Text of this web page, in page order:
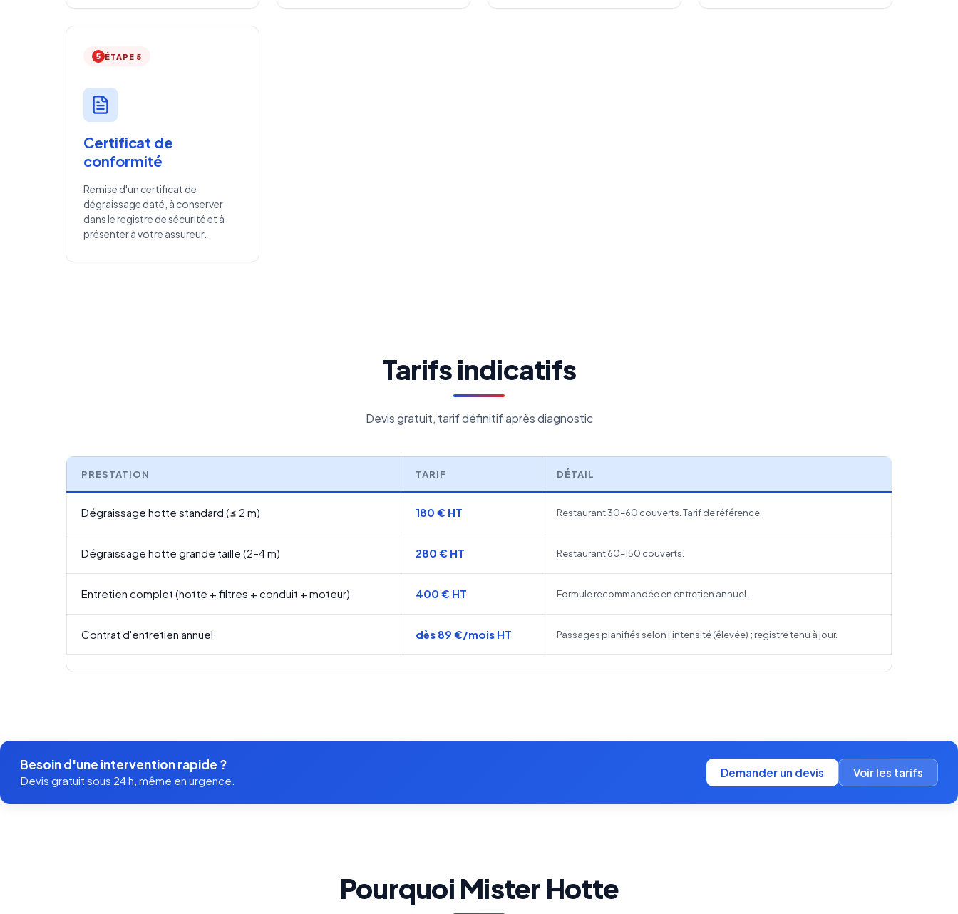
5 ÉTAPE 5
Certificat de
conformité
Remise d'un certificat de
dégraissage daté, à conserver
dans le registre de sécurité et à
présenter à votre assureur.
Tarifs indicatifs
Devis gratuit, tarif définitif après diagnostic
PRESTATION TARIF DÉTAIL
Dégraissage hotte standard (≤ 2 m) 180 € HT Restaurant 30–60 couverts. Tarif de référence.
Dégraissage hotte grande taille (2–4 m) 280 € HT Restaurant 60–150 couverts.
Entretien complet (hotte + filtres + conduit + moteur) 400 € HT Formule recommandée en entretien annuel.
Contrat d'entretien annuel dès 89 €/mois HT Passages planifiés selon l'intensité (élevée) ; registre tenu à jour.
Besoin d'une intervention rapide ?
Devis gratuit sous 24 h, même en urgence.
Demander un devis Voir les tarifs
Pourquoi Mister Hotte